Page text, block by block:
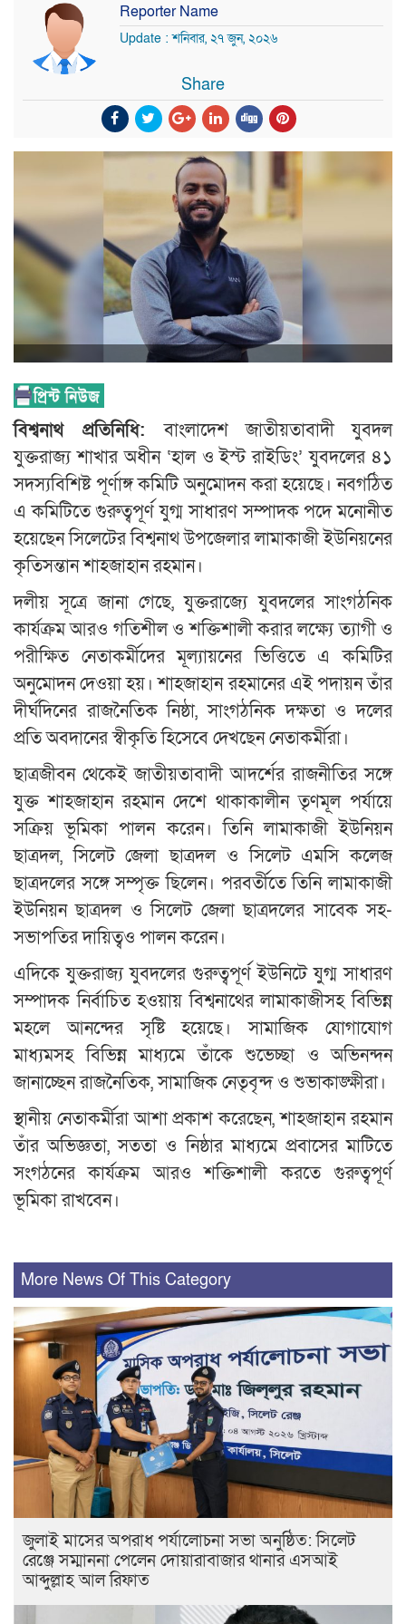
Reporter Name
Update : শনিবার, ২৭ জুন, ২০২৬
Share
বিশ্বনাথ প্রতিনিধি:বাংলাদেশ জাতীয়তাবাদী যুবদল
যুক্তরাজ্য শাখার অধীন ‘হাল ও ইস্ট রাইডিং’ যুবদলের ৪১
সদস্যবিশিষ্ট পূর্ণাঙ্গ কমিটি অনুমোদন করা হয়েছে। নবগঠিত
এ কমিটিতে গুরুত্বপূর্ণ যুগ্ম সাধারণ সম্পাদক পদে মনোনীত
হয়েছেন সিলেটের বিশ্বনাথ উপজেলার লামাকাজী ইউনিয়নের
কৃতিসন্তান শাহজাহান রহমান।
দলীয় সূত্রে জানা গেছে, যুক্তরাজ্যে যুবদলের সাংগঠনিক
কার্যক্রম আরও গতিশীল ও শক্তিশালী করার লক্ষ্যে ত্যাগী ও
পরীক্ষিত নেতাকর্মীদের মূল্যায়নের ভিত্তিতে এ কমিটির
অনুমোদন দেওয়া হয়। শাহজাহান রহমানের এই পদায়ন তাঁর
দীর্ঘদিনের রাজনৈতিক নিষ্ঠা, সাংগঠনিক দক্ষতা ও দলের
প্রতি অবদানের স্বীকৃতি হিসেবে দেখছেন নেতাকর্মীরা।
ছাত্রজীবন থেকেই জাতীয়তাবাদী আদর্শের রাজনীতির সঙ্গে
যুক্ত শাহজাহান রহমান দেশে থাকাকালীন তৃণমূল পর্যায়ে
সক্রিয় ভূমিকা পালন করেন। তিনি লামাকাজী ইউনিয়ন
ছাত্রদল, সিলেট জেলা ছাত্রদল ও সিলেট এমসি কলেজ
ছাত্রদলের সঙ্গে সম্পৃক্ত ছিলেন। পরবর্তীতে তিনি লামাকাজী
ইউনিয়ন ছাত্রদল ও সিলেট জেলা ছাত্রদলের সাবেক সহ-
সভাপতির দায়িত্বও পালন করেন।
এদিকে যুক্তরাজ্য যুবদলের গুরুত্বপূর্ণ ইউনিটে যুগ্ম সাধারণ
সম্পাদক নির্বাচিত হওয়ায় বিশ্বনাথের লামাকাজীসহ বিভিন্ন
মহলে আনন্দের সৃষ্টি হয়েছে। সামাজিক যোগাযোগ
মাধ্যমসহ বিভিন্ন মাধ্যমে তাঁকে শুভেচ্ছা ও অভিনন্দন
জানাচ্ছেন রাজনৈতিক, সামাজিক নেতৃবৃন্দ ও শুভাকাঙ্ক্ষীরা।
স্থানীয় নেতাকর্মীরা আশা প্রকাশ করেছেন, শাহজাহান রহমান
তাঁর অভিজ্ঞতা, সততা ও নিষ্ঠার মাধ্যমে প্রবাসের মাটিতে
সংগঠনের কার্যক্রম আরও শক্তিশালী করতে গুরুত্বপূর্ণ
ভূমিকা রাখবেন।
More News Of This Category
জুলাই মাসের অপরাধ পর্যালোচনা সভা অনুষ্ঠিত: সিলেট
রেঞ্জে সম্মাননা পেলেন দোয়ারাবাজার থানার এসআই
আব্দুল্লাহ আল রিফাত